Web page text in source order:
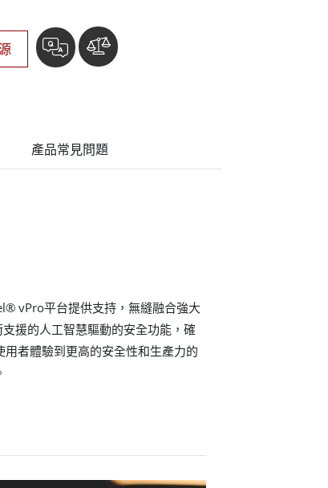
產品常見問題
vPro平台提供支持，無縫融合強大
援的人工智慧驅動的安全功能，確
者體驗到更高的安全性和生產力的